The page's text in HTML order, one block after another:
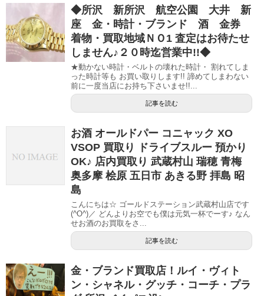
◆所沢 新所沢 航空公園 大井 新
座 金・時計・ブランド 酒 金券
着物・買取地域ＮＯ1 査定はお待たせ
しません♪２０時迄営業中!!◆
★動かない時計・ベルトの壊れた時計・ 割れてしま
った時計等も お買い取りします!! 諦めてしまわない
前に一度当店にお持ち下さいませ!!...
記事を読む
お酒 オールドパー コニャック XO
VSOP 買取り ドライブスルー 預かり
OK♪ 店内買取り 武蔵村山 瑞穂 青梅
奥多摩 桧原 五日市 あきる野 拝島 昭
島
こんにちは☆ ゴールドステーション武蔵村山店です
(^O^)／ どんよりお空でも僕は元気一杯でーす♪ なん
せお酒のお買取をさ...
記事を読む
金・ブランド買取店！ルイ・ヴィト
ン・シャネル・グッチ・コーチ・プラ